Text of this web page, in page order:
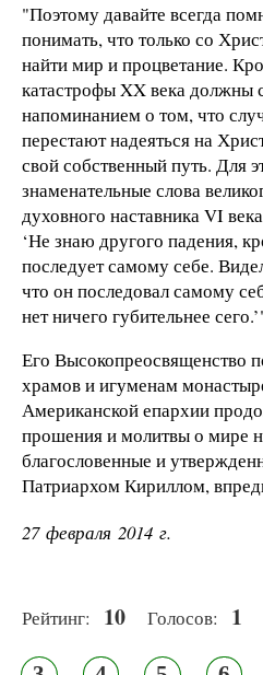
"Поэтому давайте всегда
понимать, что только со
найти мир и процветание.
катастрофы XX века должны
напоминанием о том, что
перестают надеяться на
свой собственный путь. Для
знаменательные слова
духовного наставника VI
‘Не знаю другого падения,
последует самому себе.
что он последовал самому
нет ничего губительнее
Его Высокопреосвященство
храмов и игуменам
Американской епархии
прошения и молитвы о мире
благословенные и
Патриархом Кириллом,
27 февраля 2014 г.
Рейтинг: 10 Голосов: 1